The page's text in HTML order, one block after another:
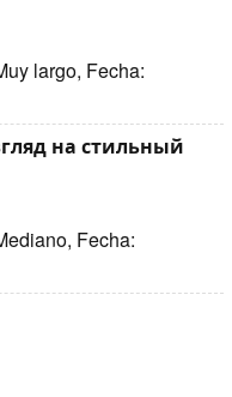
largo, Fecha:
на стильный
Fecha: